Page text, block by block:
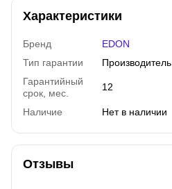
Характеристики
Бренд
EDON
Тип гарантии
Производитель
Гарантийный
срок, мес.
12
Наличие Нет в наличии
Отзывы